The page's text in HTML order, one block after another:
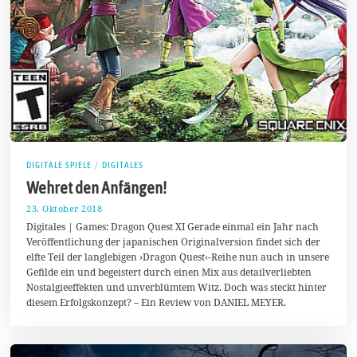
DIGITALE SPIELE / DIGITALES
Wehret den Anfängen!
23. Oktober 2018
.
O
k
t
o
b
e
Digitales | Games: Dragon Quest XI Gerade einmal ein Jahr nach
Veröffentlichung der japanischen Originalversion findet sich der
elfte Teil der langlebigen ›Dragon Quest‹-Reihe nun auch in unsere
Gefilde ein und begeistert durch einen Mix aus detailverliebten
Nostalgieeffekten und unverblümtem Witz. Doch was steckt hinter
diesem Erfolgskonzept? – Ein Review von DANIEL MEYER.